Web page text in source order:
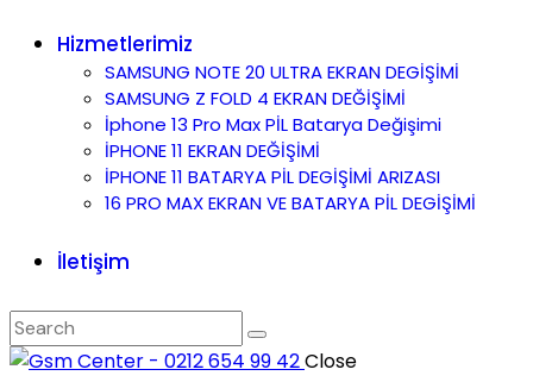
Hizmetlerimiz
SAMSUNG NOTE 20 ULTRA EKRAN DEGİŞİMİ
SAMSUNG Z FOLD 4 EKRAN DEĞİŞİMİ
İphone 13 Pro Max PİL Batarya Değişimi
İPHONE 11 EKRAN DEĞİŞİMİ
İPHONE 11 BATARYA PİL DEGİŞİMİ ARIZASI
16 PRO MAX EKRAN VE BATARYA PİL DEGİŞİMİ
İletişim
Close